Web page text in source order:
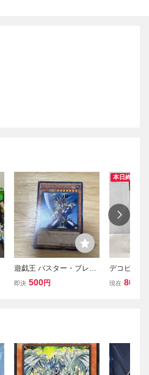
遊戯王 バスター・ブレイ
ダー DP16-JP010 ウルト
即決 500円
本日終了
デコピンバ
現在 809